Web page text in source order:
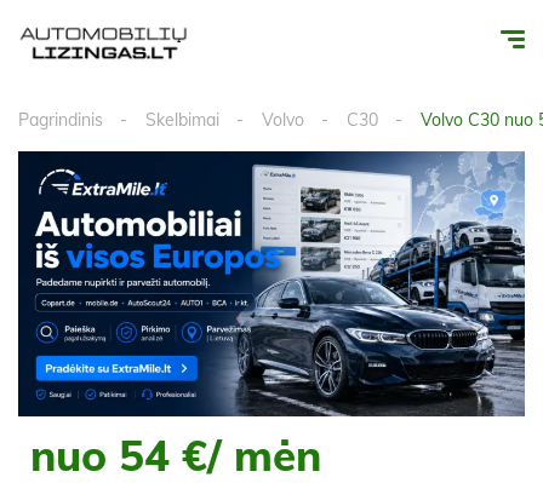
Pagrindinis Skelbimai Volvo C30 Volvo C30 nuo
nuo 54 €/ mėn